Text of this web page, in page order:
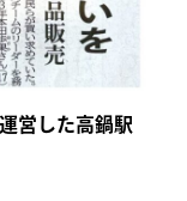
営した高鍋駅